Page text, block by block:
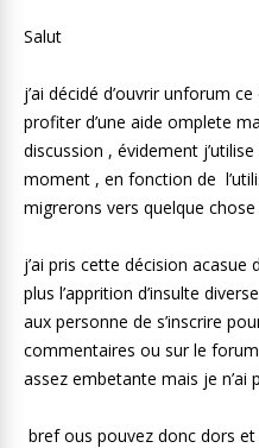
Salut
j’ai décidé d’ouvrir unforum
profiter d’une aide omplete
discussion , évidement
moment , en fonction de
migrerons vers quelque
j’ai pris cette décision acasue
plus l’apprition d’insulte
aux personne de s’inscrire
commentaires ou sur le
assez embetante mais je n’ai
bref ous pouvez donc dors